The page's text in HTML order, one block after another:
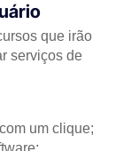
que irão
serviços de
um clique;